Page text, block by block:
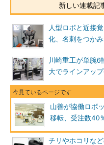
新しい連載記
人型ロボと近接
化、名刺をつか
川崎重工が単腕6
大でラインアッ
山善が協働ロボ
移転、受注数40
チリやホコリな